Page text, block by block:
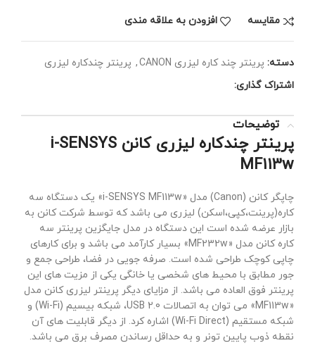
مقايسه افزودن به علاقه مندی
دسته: پرینتر چند کاره لیزری CANON , پرینتر چندکاره لیزری
اشتراک گذاری:
توضیحات
پرینتر چندکاره لیزری کانن i-SENSYS
MF113w
چاپگر کانن (Canon) مدل «i-SENSYS MF113w» یک دستگاه سه
کاره(پرینت،کپی،اسکن) لیزری می باشد که توسط شرکت کانن به
بازار عرضه شده است این دستگاه در مدل جایگزین پرینتر سه
کاره کانن مدل «MF232w» بسیار کارآمد می باشد و برای کارهای
چاپی کوچک طراحی شده است. صرفه جویی در فضا، طراحی جمع و
جور مطابق با محیط های شخصی یا خانگی یکی از مزیت های این
پرینتر فوق العاده می باشد. از مزایای دیگر پرینتر لیزری کانن مدل
«MF113w» می توان به اتصالات USB 2.0، شبکه بیسیم (Wi-Fi) و
شبکه مستقیم (Wi-Fi Direct) اشاره کرد. از دیگر قابلیت های آن
نقطه ذوب پایین تونر و به حداقل رساندن مصرف برق می باشد.